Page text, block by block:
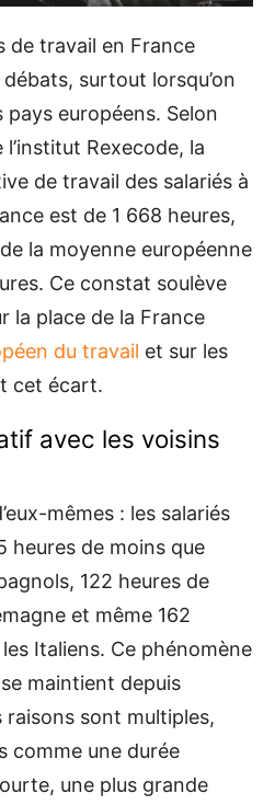
de travail en France
surtout lorsqu’on
pays européens. Selon
Rexecode, la
de travail des salariés à
est de 1 668 heures,
la moyenne européenne
Ce constat soulève
la place de la France
du travail et sur les
cet écart.
avec les voisins
mêmes : les salariés
heures de moins que
122 heures de
et même 162
Italiens. Ce phénomène
maintient depuis
raisons sont multiples,
comme une durée
une plus grande